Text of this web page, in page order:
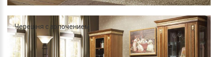
Черешня с золочением